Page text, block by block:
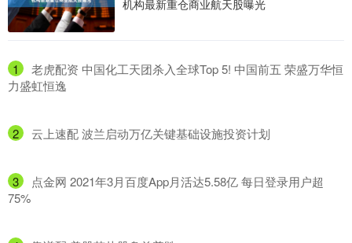
机构最新重仓商业航天股曝光
1
​老虎配资 中国化工天团杀入全球Top 5! 中国前五 荣盛万华恒
力盛虹恒逸
2 ​云上速配 波兰启动万亿关键基础设施投资计划
3
​点金网 2021年3月百度App月活达5.58亿 每日登录用户超
75%